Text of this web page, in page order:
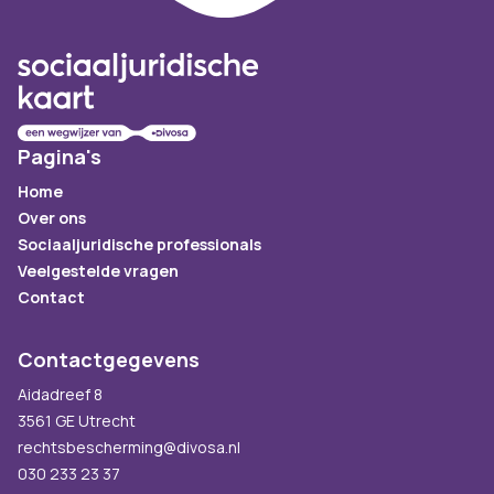
Pagina's
Home
Over ons
Sociaaljuridische professionals
Veelgestelde vragen
Contact
Contactgegevens
Aidadreef 8
3561 GE Utrecht
rechtsbescherming@divosa.nl
030 233 23 37